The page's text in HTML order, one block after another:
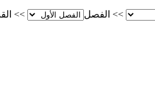
>> الفصل >>